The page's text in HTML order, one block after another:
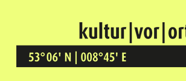
Kultur Vor Ort
BREMEN GRÖPELINGEN